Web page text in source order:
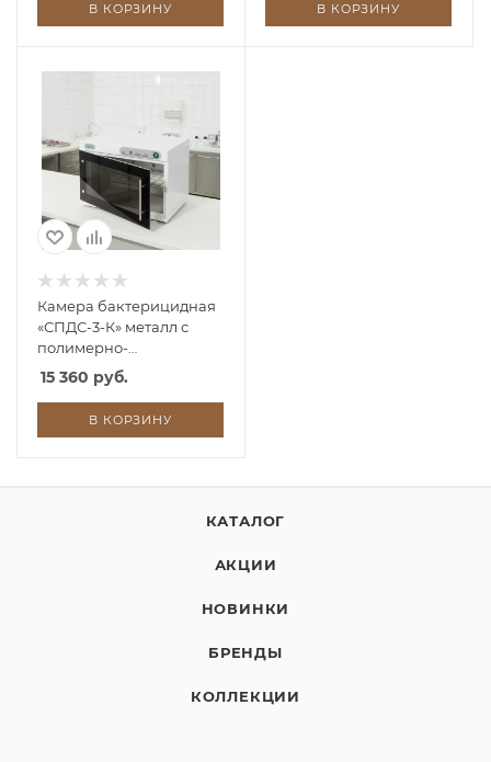
В КОРЗИНУ В КОРЗИНУ
Камера бактерицидная
«СПДС-3-К» металл с
полимерно-
порошковым покрытием
15 360 руб.
В КОРЗИНУ
КАТАЛОГ
АКЦИИ
НОВИНКИ
БРЕНДЫ
КОЛЛЕКЦИИ